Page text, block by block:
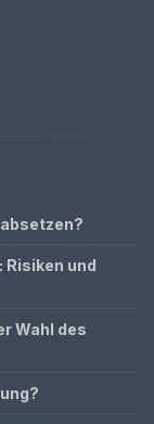
Risiken und
Wahl des